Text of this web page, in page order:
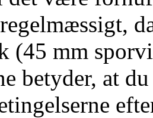
(45 mm
betyder, at